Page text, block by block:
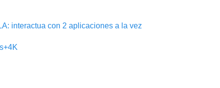
interactua con 2 aplicaciones a la vez